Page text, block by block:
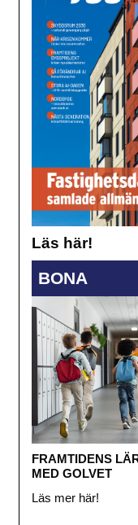
Läs här!
BONA
FRAMTIDENS
MED GOLVET
Läs mer här!